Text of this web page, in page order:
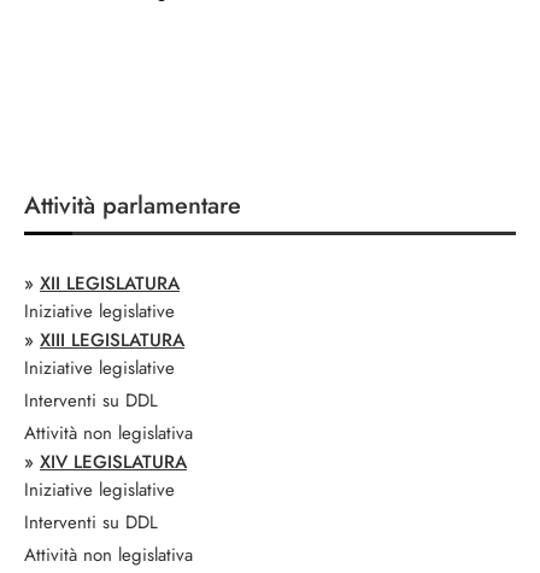
Attività parlamentare
» XII LEGISLATURA
Iniziative legislative
» XIII LEGISLATURA
Iniziative legislative
Interventi su DDL
Attività non legislativa
» XIV LEGISLATURA
Iniziative legislative
Interventi su DDL
Attività non legislativa